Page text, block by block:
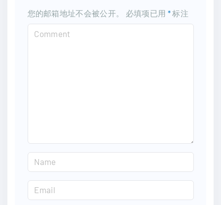
您的邮箱地址不会被公开。 必填项已用 *标注
a
em